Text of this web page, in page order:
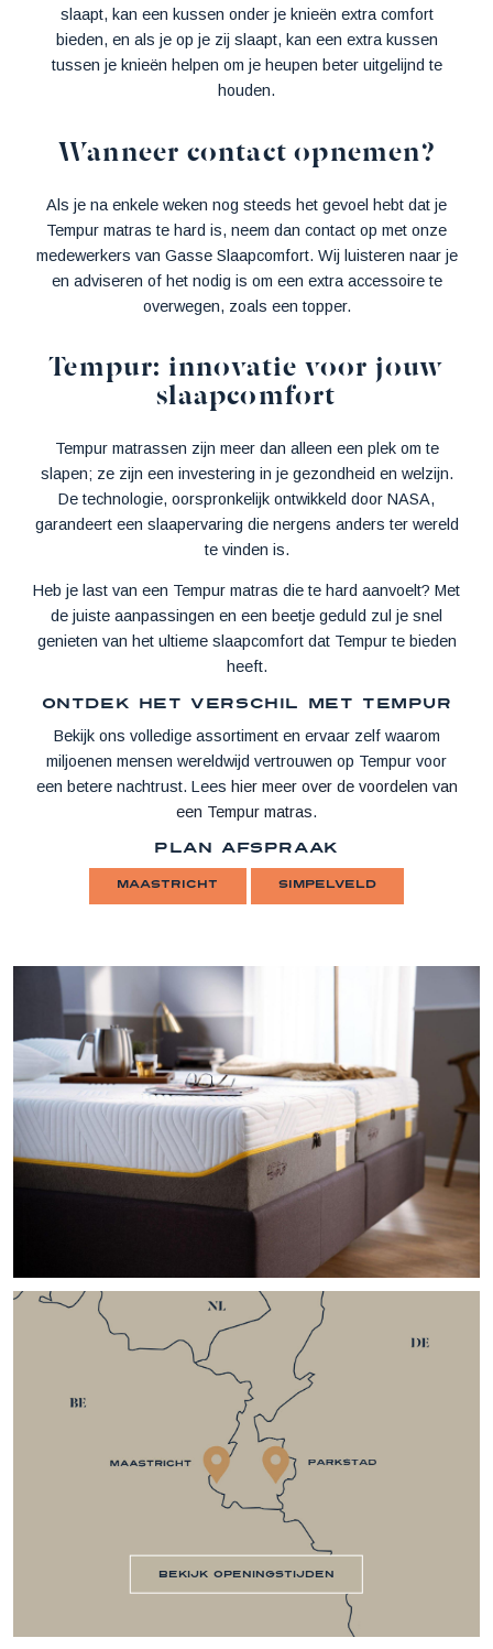
slaapt, kan een kussen onder je knieën extra comfort
bieden, en als je op je zij slaapt, kan een extra kussen
tussen je knieën helpen om je heupen beter uitgelijnd te
houden.
Wanneer contact opnemen?
Als je na enkele weken nog steeds het gevoel hebt dat je
Tempur matras te hard is, neem dan contact op met onze
medewerkers van Gasse Slaapcomfort. Wij luisteren naar je
en adviseren of het nodig is om een extra accessoire te
overwegen, zoals een topper.
Tempur: innovatie voor jouw
slaapcomfort
Tempur matrassen zijn meer dan alleen een plek om te
slapen; ze zijn een investering in je gezondheid en welzijn.
De technologie, oorspronkelijk ontwikkeld door NASA,
garandeert een slaapervaring die nergens anders ter wereld
te vinden is.
Heb je last van een Tempur matras die te hard aanvoelt? Met
de juiste aanpassingen en een beetje geduld zul je snel
genieten van het ultieme slaapcomfort dat Tempur te bieden
heeft.
Ontdek het verschil met Tempur
Bekijk ons volledige assortiment en ervaar zelf waarom
miljoenen mensen wereldwijd vertrouwen op Tempur voor
een betere nachtrust. Lees hier meer over de voordelen van
een Tempur matras.
Plan afspraak
Maastricht Simpelveld
bekijk openingstijden